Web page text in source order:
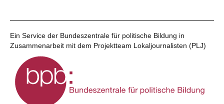
Ein Service der Bundeszentrale für politische Bildung in
Zusammenarbeit mit dem Projektteam Lokaljournalisten (PLJ)